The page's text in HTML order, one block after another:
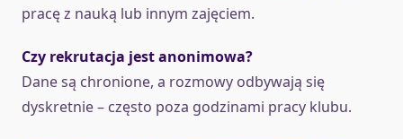
pracę z nauką lub innym zajęciem.
Czy rekrutacja jest anonimowa?
Dane są chronione, a rozmowy odbywają się
dyskretnie – często poza godzinami pracy klubu.